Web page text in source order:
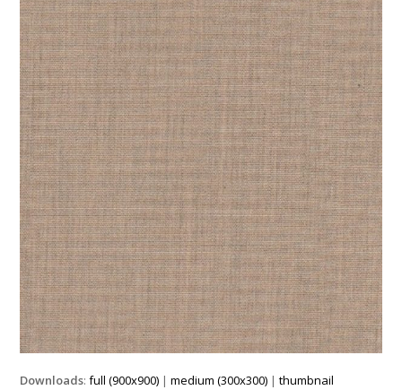
Downloads:full (900x900) |medium (300x300) |thumbnail